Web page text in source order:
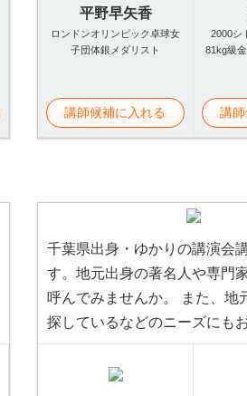
平野早矢香
ロンドンオリンピック卓球女
子団体銀メダリスト
講師候補に入れる
2000シ
81kg級
講
千葉県出身・ゆかりの講演会
す。地元出身の著名人や専門
呼んでみませんか。 また、地
探しているなどのニーズにも